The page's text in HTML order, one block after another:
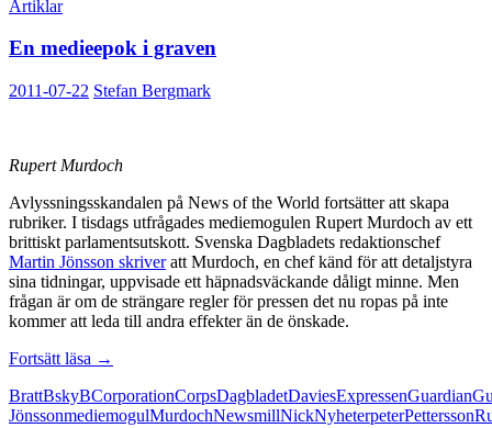
Artiklar
En medieepok i graven
2011-07-22 Stefan Bergmark
Rupert Murdoch
Avlyssningsskandalen på News of the World fortsätter att skapa
rubriker. I tisdags utfrågades mediemogulen Rupert Murdoch av ett
brittiskt parlamentsutskott. Svenska Dagbladets redaktionschef
Martin Jönsson skriveratt Murdoch, en chef känd för att detaljstyra
sina tidningar, uppvisade ett häpnadsväckande dåligt minne. Men
frågan är om de strängare regler för pressen det nu ropas på inte
kommer att leda till andra effekter än de önskade.
Fortsätt läsa En
i
graven
→
BrattBskyBCorporationCorpsDagbladetDaviesExpressenGuardian
JönssonmediemogulMurdochNewsmillNickNyheterpeterPettersson